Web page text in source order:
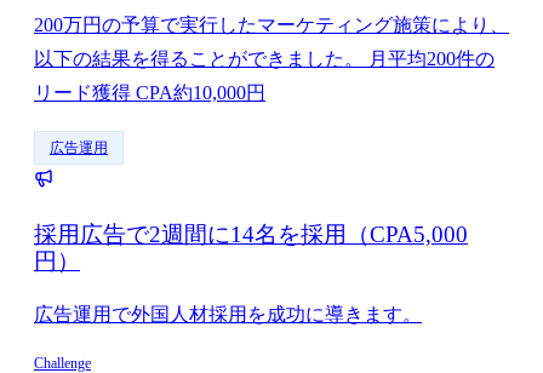
200万円の予算で実行したマーケティング施策により、
以下の結果を得ることができました。 月平均200件の
リード獲得 CPA約10,000円
広告運用
採用広告で2週間に14名を採用（CPA5,000
円）
広告運用で外国人材採用を成功に導きます。
Challenge